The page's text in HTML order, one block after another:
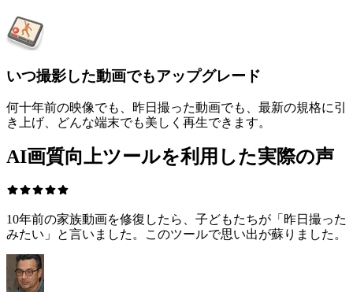
いつ撮影した動画でもアップグレード
何十年前の映像でも、昨日撮った動画でも、最新の規格に引
き上げ、どんな端末でも美しく再生できます。
AI画質向上ツールを利用した実際の声
10年前の家族動画を修復したら、子どもたちが「昨日撮った
みたい」と言いました。このツールで思い出が蘇りました。